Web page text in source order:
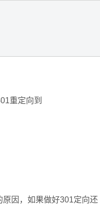
重定向到
因，如果做好301定向还